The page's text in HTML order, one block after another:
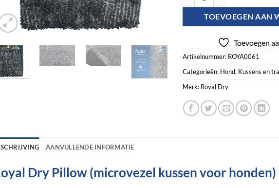
TOEVOEGEN AAN
Toevoegen
Artikelnummer: ROYA0061
Categorieën: Hond, Kussens en
Merk: Royal Dry
AANVULLENDE INFORMATIE
Dry Pillow (microvezel kussen voor honden)